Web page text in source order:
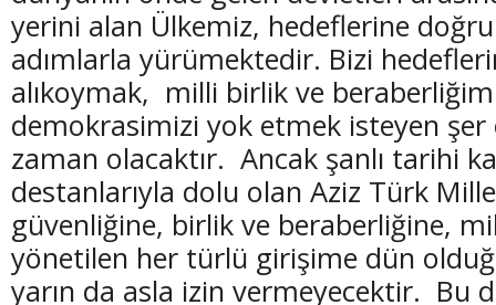
yerini alan Ülkemiz, hedeflerine
adımlarla yürümektedir. Bizi
alıkoymak, milli birlik ve
demokrasimizi yok etmek isteyen şer
zaman olacaktır. Ancak şanlı tarihi
destanlarıyla dolu olan Aziz Türk
güvenliğine, birlik ve beraberliğine,
yönetilen her türlü girişime dün
yarın da asla izin vermeyecektir. Bu